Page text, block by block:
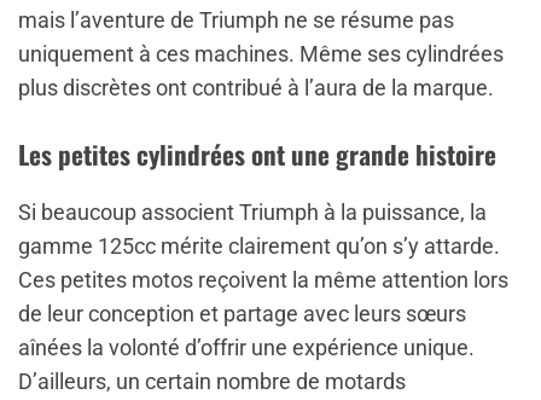
mais l’aventure de Triumph ne se résume pas
uniquement à ces machines. Même ses cylindrées
plus discrètes ont contribué à l’aura de la marque.
Les petites cylindrées ont une grande histoire
Si beaucoup associent Triumph à la puissance, la
gamme 125cc mérite clairement qu’on s’y attarde.
Ces petites motos reçoivent la même attention lors
de leur conception et partage avec leurs sœurs
aînées la volonté d’offrir une expérience unique.
D’ailleurs, un certain nombre de motards